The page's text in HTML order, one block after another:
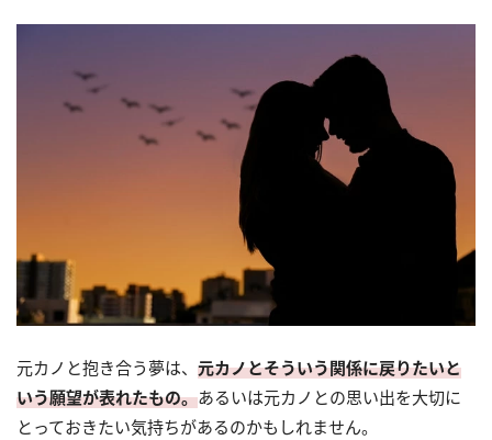
元カノと抱き合う夢は、 元カノとそういう関係に戻りたいと
いう願望が表れたもの。あるいは元カノとの思い出を大切に
とっておきたい気持ちがあるのかもしれません。